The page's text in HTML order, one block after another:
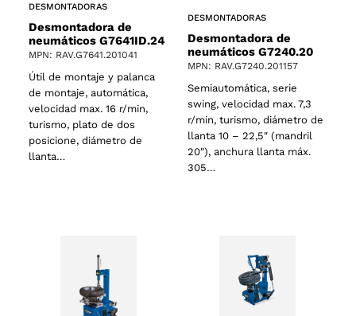
DESMONTADORAS
Desmontadora de
neumáticos G7641ID.24
MPN: RAV.G7641.201041
Útil de montaje y palanca
de montaje, automática,
velocidad max. 16 r/min,
turismo, plato de dos
posicione, diámetro de
llanta…
DESMONTADORAS
Desmontadora de
neumáticos G7240.20
MPN: RAV.G7240.201157
Semiautomática, serie
swing, velocidad max. 7,3
r/min, turismo, diámetro de
llanta 10 – 22,5″ (mandril
20″), anchura llanta máx.
305…